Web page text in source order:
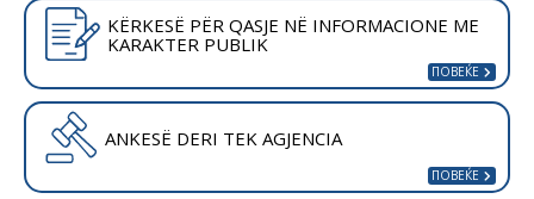
KËRKESË PËR QASJE NË INFORMACIONE ME
KARAKTER PUBLIK
ANKESË DERI TEK AGJENCIA